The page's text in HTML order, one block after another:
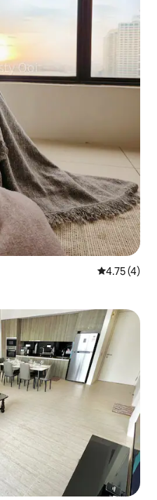
5 ರಲ್ಲಿ 4.75
4.75 (4)